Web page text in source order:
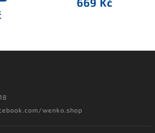
wenko.shop